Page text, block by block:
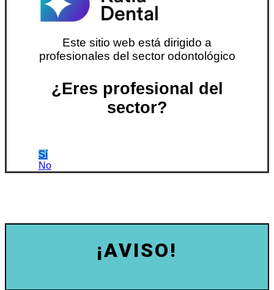
Este sitio web está dirigido a
profesionales del sector odontológico
¿Eres profesional del
sector?
Sí
No
¡AVISO!